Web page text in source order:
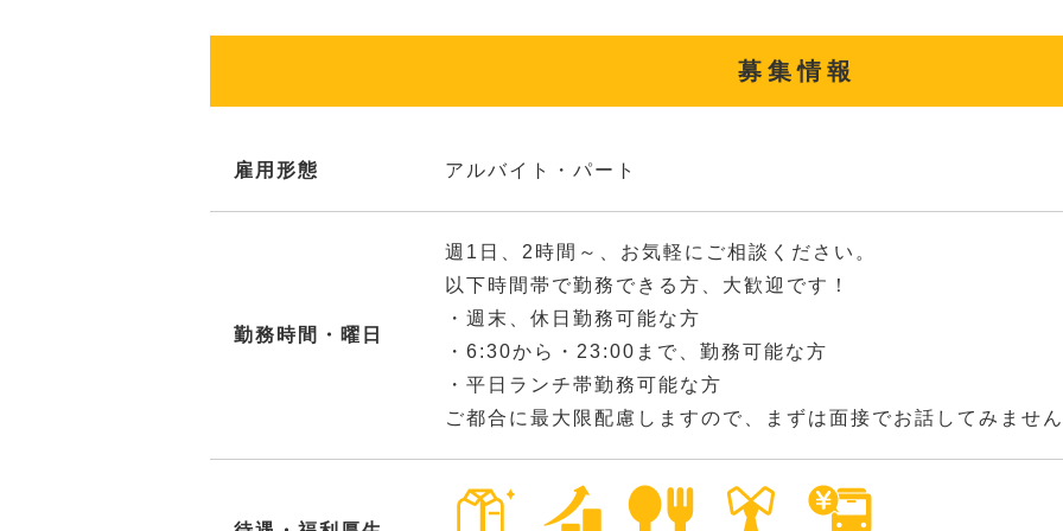
募集情報
雇用形態 アルバイト・パート
勤務時間・曜日
週1日、2時間～、お気軽にご相談ください。
以下時間帯で勤務できる方、大歓迎です！
・週末、休日勤務可能な方
・6:30から・23:00まで、勤務可能な方
・平日ランチ帯勤務可能な方
ご都合に最大限配慮しますので、まずは面接でお話してみませ